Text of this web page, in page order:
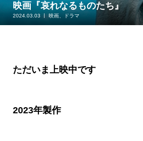
映画『哀れなるものたち』
2024.03.03 映画、ドラマ
ただいま上映中です
2023年製作